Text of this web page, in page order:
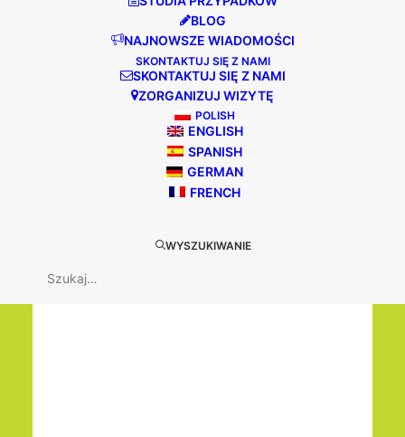
BLOG
NAJNOWSZE WIADOMOŚCI
SKONTAKTUJ SIĘ Z NAMI
SKONTAKTUJ SIĘ Z NAMI
ZORGANIZUJ WIZYTĘ
POLISH
ENGLISH
SPANISH
GERMAN
FRENCH
WYSZUKIWANIE
DARREN PICKFORD